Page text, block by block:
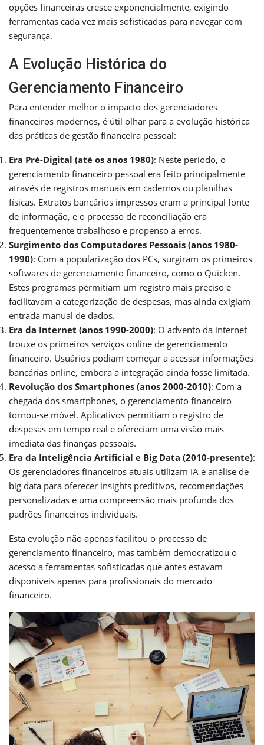
opções financeiras cresce exponencialmente, exigindo
ferramentas cada vez mais sofisticadas para navegar com
segurança.
A Evolução Histórica do
Gerenciamento Financeiro
Para entender melhor o impacto dos gerenciadores
financeiros modernos, é útil olhar para a evolução histórica
das práticas de gestão financeira pessoal:
Era Pré-Digital (até os anos 1980): Neste período, o
gerenciamento financeiro pessoal era feito principalmente
através de registros manuais em cadernos ou planilhas
físicas. Extratos bancários impressos eram a principal fonte
de informação, e o processo de reconciliação era
frequentemente trabalhoso e propenso a erros.
Surgimento dos Computadores Pessoais (anos 1980-
1990): Com a popularização dos PCs, surgiram os primeiros
softwares de gerenciamento financeiro, como o Quicken.
Estes programas permitiam um registro mais preciso e
facilitavam a categorização de despesas, mas ainda exigiam
entrada manual de dados.
Era da Internet (anos 1990-2000): O advento da internet
trouxe os primeiros serviços online de gerenciamento
financeiro. Usuários podiam começar a acessar informações
bancárias online, embora a integração ainda fosse limitada.
Revolução dos Smartphones (anos 2000-2010): Com a
chegada dos smartphones, o gerenciamento financeiro
tornou-se móvel. Aplicativos permitiam o registro de
despesas em tempo real e ofereciam uma visão mais
imediata das finanças pessoais.
Era da Inteligência Artificial e Big Data (2010-presente):
Os gerenciadores financeiros atuais utilizam IA e análise de
big data para oferecer insights preditivos, recomendações
personalizadas e uma compreensão mais profunda dos
padrões financeiros individuais.
Esta evolução não apenas facilitou o processo de
gerenciamento financeiro, mas também democratizou o
acesso a ferramentas sofisticadas que antes estavam
disponíveis apenas para profissionais do mercado
financeiro.